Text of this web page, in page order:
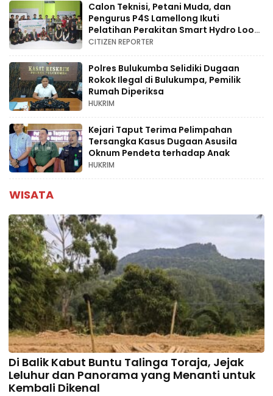
Calon Teknisi, Petani Muda, dan
Pengurus P4S Lamellong Ikuti
Pelatihan Perakitan Smart Hydro Loop
di Desa Kajaolaliddong
CITIZEN REPORTER
Polres Bulukumba Selidiki Dugaan
Rokok Ilegal di Bulukumpa, Pemilik
Rumah Diperiksa
HUKRIM
Kejari Taput Terima Pelimpahan
Tersangka Kasus Dugaan Asusila
Oknum Pendeta terhadap Anak
HUKRIM
WISATA
Di Balik Kabut Buntu Talinga Toraja, Jejak
Leluhur dan Panorama yang Menanti untuk
Kembali Dikenal